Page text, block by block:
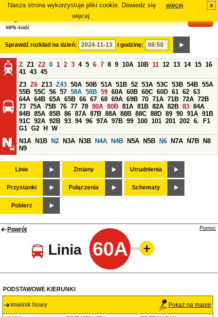
Nasza strona wykorzystuje pliki cookie. Dowiedz się
więcej.
więcej x
Sprawdź rozkład na dzień: i godzinę:
Z Z1 Z2 0 1 2 3 4 5 6 7 8 9 10A 10B 11 12 13 14 15 16
41 43 45
Z3 Z6 Z13 Z43 50A 50B 51A 51B 52 53A 53C 53B 54B 55A
55B 55C 56 57 58A 58B 59 60A 60B 60C 60D 61 62 63
64A 64B 65A 65B 66 67 68 69A 69B 70 71A 71B 72A 72B
73 75A 75B 76 77 78 80A 80B 81A 81B 82A 82B 83 84A
84B 85A 85B 86 87A 87B 88A 88B 88C 88D 89 90 91A 91B
91C 92A 92B 93 94 96 97A 97B 99 100 101 201 202 6.
F1
G1 G2 H
W
N1A
N1B N2 N3A N3B N4A N4B N5A N5B N6 N7A N7B
N8
N9
Linie Zmiany Utrudnienia
Przystanki Połączenia Schematy
Pobierz
Powrót
Linia 60A
Pomoc
PODSTAWOWE KIERUNKI
Imielnik Nowy Pokaż na mapie